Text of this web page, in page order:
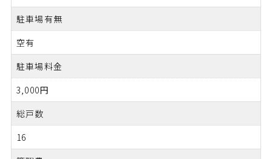
駐車場有無
空有
駐車場料金
3,000円
総戸数
16